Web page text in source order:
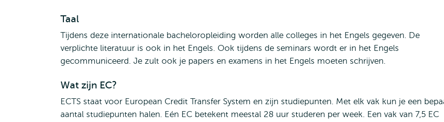
Taal
Tijdens deze internationale bacheloropleiding worden alle colleges in het Engels gegeven. De
verplichte literatuur is ook in het Engels. Ook tijdens de seminars wordt er in het Engels
gecommuniceerd. Je zult ook je papers en examens in het Engels moeten schrijven.
Wat zijn EC?
ECTS staat voor European Credit Transfer System en zijn studiepunten. Met elk vak kun je een
aantal studiepunten halen. Eén EC betekent meestal 28 uur studeren per week. Een vak van 7,5 EC